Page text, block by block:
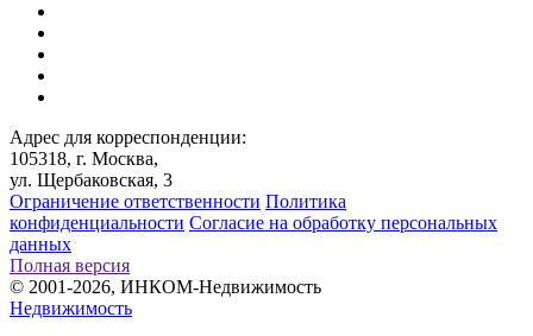
Адрес для корреспонденции:
105318, г. Москва,
ул. Щербаковская, 3
Ограничение ответственности Политика
конфиденциальности Согласие на обработку персональных
данных
Полная версия
© 2001-2026, ИНКОМ-Недвижимость
Недвижимость